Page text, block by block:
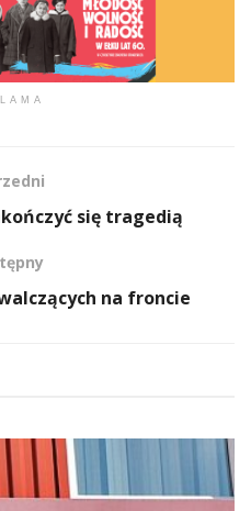
się tragedią
na froncie